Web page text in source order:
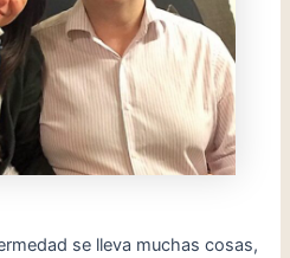
se lleva muchas cosas,